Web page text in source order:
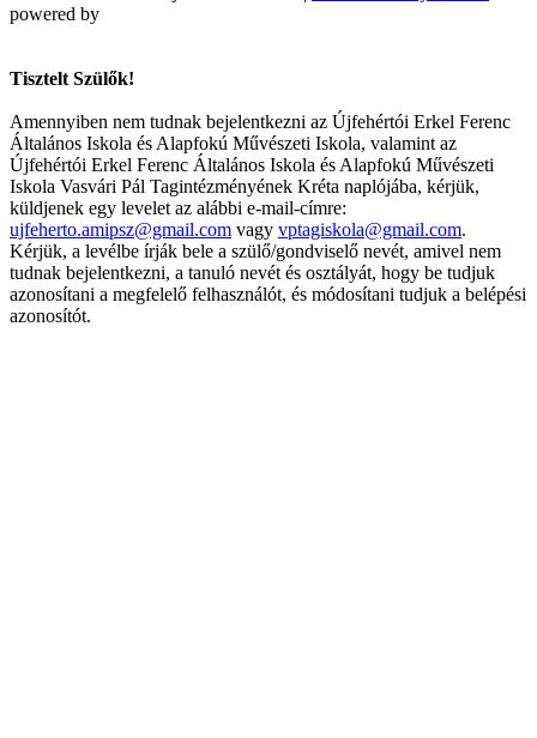
powered by
Tisztelt Szülők!
Amennyiben nem tudnak bejelentkezni az Újfehértói Erkel Ferenc
Általános Iskola és Alapfokú Művészeti Iskola, valamint az
Újfehértói Erkel Ferenc Általános Iskola és Alapfokú Művészeti
Iskola Vasvári Pál Tagintézményének Kréta naplójába, kérjük,
küldjenek egy levelet az alábbi e-mail-címre:
ujfeherto.amipsz@gmail.com vagy vptagiskola@gmail.com.
Kérjük, a levélbe írják bele a szülő/gondviselő nevét, amivel nem
tudnak bejelentkezni, a tanuló nevét és osztályát, hogy be tudjuk
azonosítani a megfelelő felhasználót, és módosítani tudjuk a belépési
azonosítót.